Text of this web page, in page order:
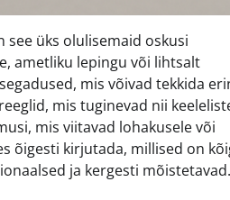
üks olulisemaid oskusi
ametliku lepingu või lihtsalt
mis võivad tekkida
mis tuginevad nii
mis viitavad lohakusele või
õigesti kirjutada, millised on
ja kergesti mõistetavad.